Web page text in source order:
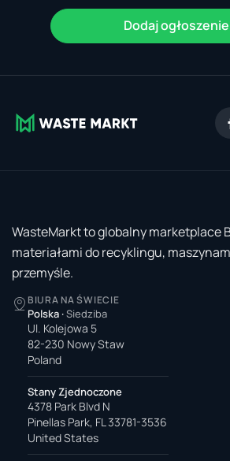
Dodaj ogłoszenie
WasteMarkt to globalny marketplace
materiałami do recyklingu,
przemyśle.
BIURA NA ŚWIECIE
Polska ·Siedziba
Ul. Kolejowa 5
82-230 Nowy Staw
Poland
Stany Zjednoczone
4378 Park Blvd N
Pinellas Park, FL 33781-3536
United States